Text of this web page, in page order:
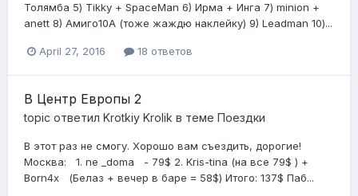
Толямба 5) Tikky + SpaceMan 6) Ирма + Инга 7) minion +
anett 8) Амиго10А (тоже жаждю наклейку) 9) Leadman 10)...
April 27, 2016 18 ответов
В Центр Европы 2
topic ответил Krotkiy Krolik в теме Поездки
В этот раз не смогу. Хорошо вам съездить, дорогие!
Mосква: 1. ne _doma - 79$ 2. Kris-tina (на все 79$ ) +
Born4x (Белаз + вечер в баре = 58$) Итого: 137$ Паб...